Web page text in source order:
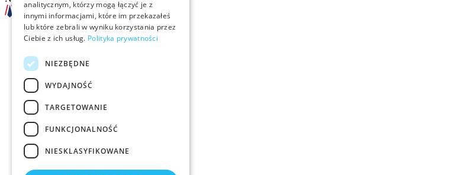
Szkolenia
Rekrutacja
Członkostwo
Kontakt
analitycznym, którzy mogą łączyć je z
innymi informacjami, które im przekazałeś
lub które zebrali w wyniku korzystania przez
Ciebie z ich usług. Polityka prywatności
NIEZBĘDNE
WYDAJNOŚĆ
TARGETOWANIE
FUNKCJONALNOŚĆ
NIESKLASYFIKOWANE